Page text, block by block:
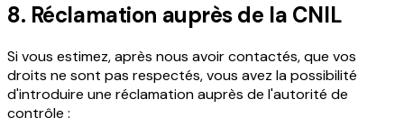
8. Réclamation auprès de la CNIL
Si vous estimez, après nous avoir contactés, que vos
droits ne sont pas respectés, vous avez la possibilité
d'introduire une réclamation auprès de l'autorité de
contrôle :